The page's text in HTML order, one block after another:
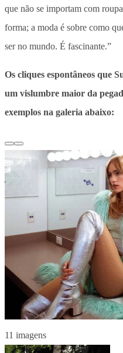
que não se importam com
forma; a moda é sobre como
ser no mundo. É fascinante.”
Os cliques espontâneos que
um vislumbre maior da
exemplos na galeria abaixo:
11 imagens